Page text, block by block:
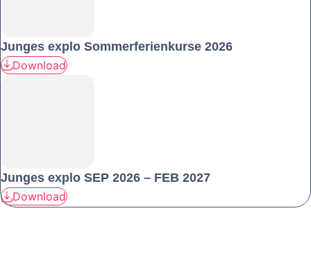
Junges explo Sommerferienkurse 2026
Download
Junges explo SEP 2026 – FEB 2027
Download